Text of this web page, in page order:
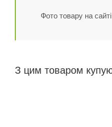
Фото товару на
З цим товаром